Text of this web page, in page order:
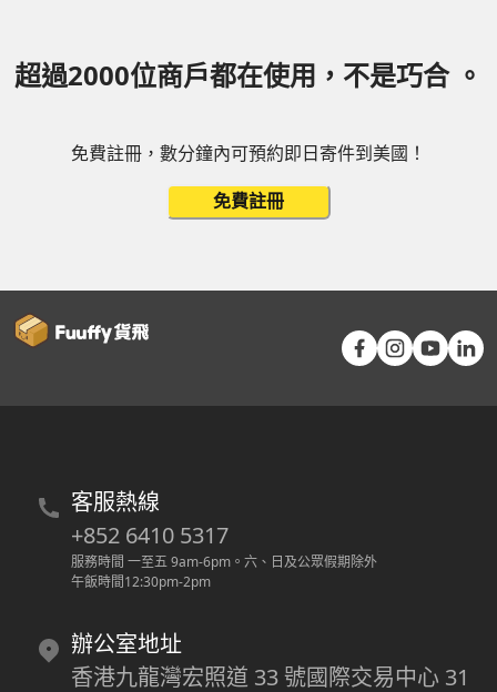
超過2000位商戶都在使用，不是巧合 。
免費註冊，數分鐘內可預約即日寄件到美國！
免費註冊
客服熱線
+852 6410 5317
服務時間 一至五 9am-6pm 。 六、日及公眾假期除外
午飯時間12:30pm-2pm
辦公室地址
香港九龍灣宏照道 33 號國際交易中心 31